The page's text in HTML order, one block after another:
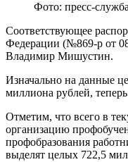
Фото: пресс-
Соответствующее
Федерации (№869-р от
Владимир Мишустин.
Изначально на данные
миллиона рублей,
Отметим, что всего в
организацию
профобразования
выделят целых 722,5